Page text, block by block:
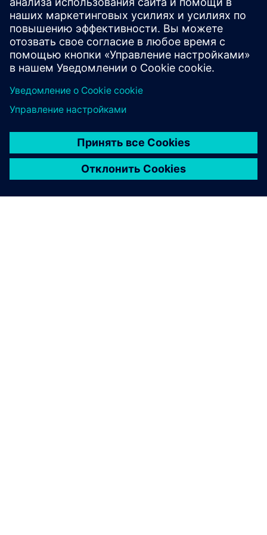
Давайте поболтаем. Свяжитесь с нами, и мы
поможем вам найти лучшее место для начала.